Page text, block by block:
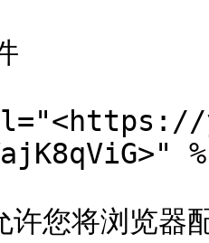
许您将浏览器